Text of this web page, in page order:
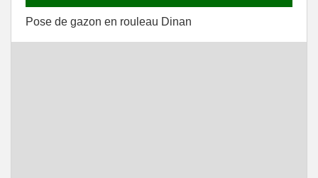
Pose de gazon en rouleau Dinan